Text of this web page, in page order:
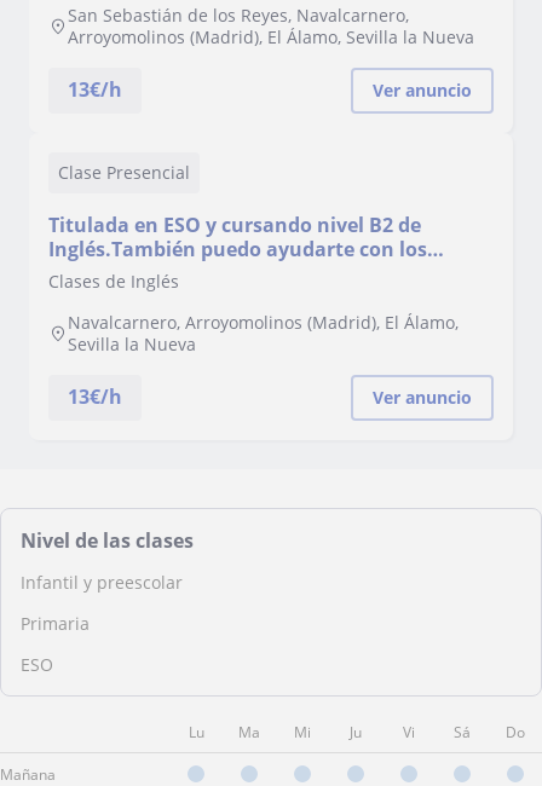
San Sebastián de los Reyes, Navalcarnero,
Arroyomolinos (Madrid), El Álamo, Sevilla la Nueva
13€/h Ver anuncio
Clase Presencial
Titulada en ESO y cursando nivel B2 de
Inglés.También puedo ayudarte con los
deberes de las demás materias
Clases de Inglés
Navalcarnero, Arroyomolinos (Madrid), El Álamo,
Sevilla la Nueva
13€/h Ver anuncio
Nivel de las clases
Infantil y preescolar
Primaria
ESO
Lu Ma Mi Ju Vi Sá Do
Mañana